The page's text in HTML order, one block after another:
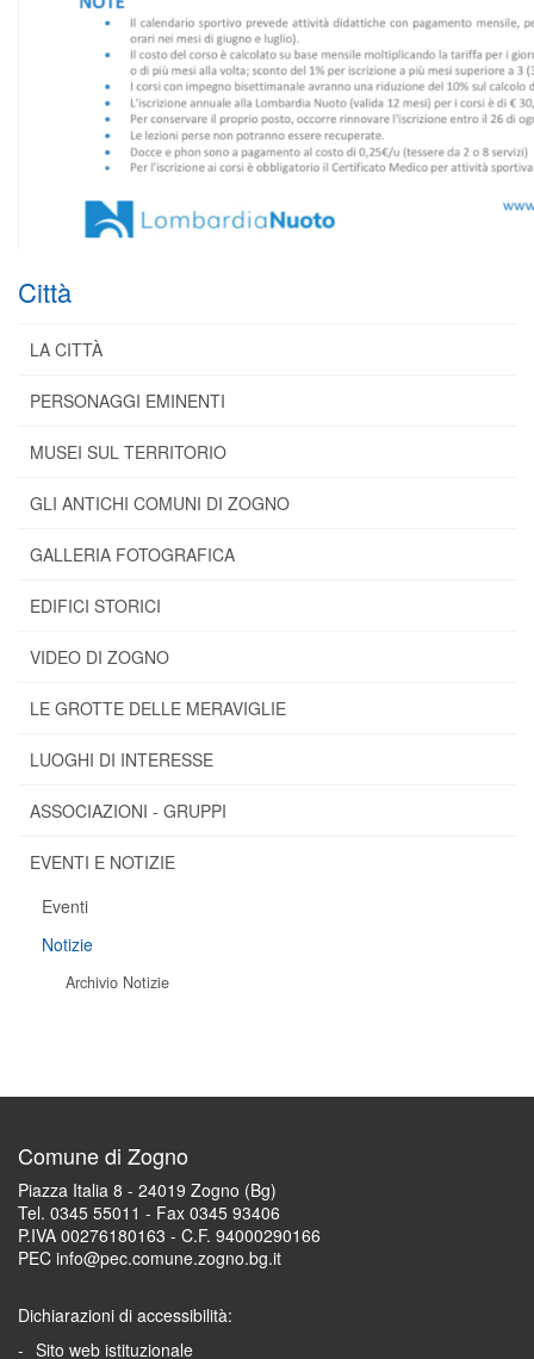
Città
LA CITTÀ
PERSONAGGI EMINENTI
MUSEI SUL TERRITORIO
GLI ANTICHI COMUNI DI ZOGNO
GALLERIA FOTOGRAFICA
EDIFICI STORICI
VIDEO DI ZOGNO
LE GROTTE DELLE MERAVIGLIE
LUOGHI DI INTERESSE
ASSOCIAZIONI - GRUPPI
EVENTI E NOTIZIE
Eventi
Notizie
Archivio Notizie
Comune di Zogno
Piazza Italia 8 - 24019 Zogno (Bg)
Tel. 0345 55011 - Fax 0345 93406
P.IVA 00276180163 - C.F. 94000290166
PEC info@pec.comune.zogno.bg.it
Dichiarazioni di accessibilità:
Sito web istituzionale